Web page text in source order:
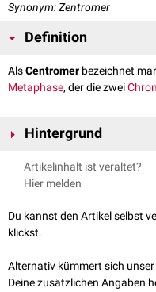
Synonym: Zentromer
Definition
AlsCentromer bezeichnet
Metaphase, der die zwei
Hintergrund
Im Bereich des Centromers ist
Proteinkomplexe, die so
Zellteilung
( Anaphase
) die
trennt.
Artikelinhalt ist veraltet?
Hier melden
Du kannst den Artikel selbst
klickst.
Alternativ kümmert sich
Deine zusätzlichen Angaben